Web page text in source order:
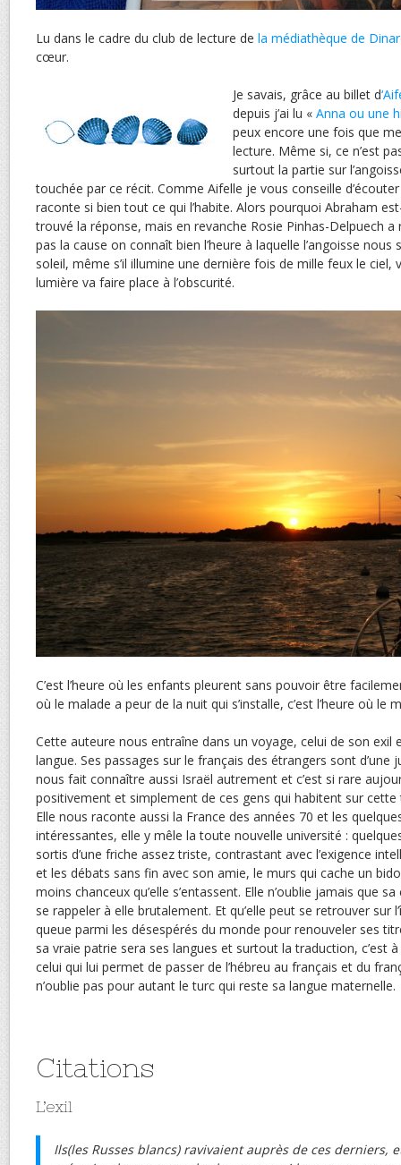
Lu dans le cadre du club de lecture de la médiathèque de
cœur.
Je savais, grâce au billet d
depuis j’ai lu « Anna ou une
peux encore une fois que
lecture. Même si, ce n’est
surtout la partie sur
touchée par ce récit. Comme Aifelle je vous conseille
raconte si bien tout ce qui l’habite. Alors pourquoi Abraham
trouvé la réponse, mais en revanche Rosie Pinhas-Delpuech
pas la cause on connaît bien l’heure à laquelle l’angoisse nous
soleil, même s’il illumine une dernière fois de mille feux le ciel,
lumière va faire place à l’obscurité.
C’est l’heure où les enfants pleurent sans pouvoir être
où le malade a peur de la nuit qui s’installe, c’est l’heure où le
Cette auteure nous entraîne dans un voyage, celui de son exil
langue. Ses passages sur le français des étrangers sont d’une
nous fait connaître aussi Israël autrement et c’est si rare
positivement et simplement de ces gens qui habitent sur
Elle nous raconte aussi la France des années 70 et les
intéressantes, elle y mêle la toute nouvelle université :
sortis d’une friche assez triste, contrastant avec l’exigence
et les débats sans fin avec son amie, le murs qui cache un
moins chanceux qu’elle s’entassent. Elle n’oublie jamais que
se rappeler à elle brutalement. Et qu’elle peut se retrouver sur
queue parmi les désespérés du monde pour renouveler ses
sa vraie patrie sera ses langues et surtout la traduction, c’est
celui qui lui permet de passer de l’hébreu au français et du
n’oublie pas pour autant le turc qui reste sa langue maternelle.
Citations
L’exil
Ils(les Russes blancs) ravivaient auprès de ces derniers,